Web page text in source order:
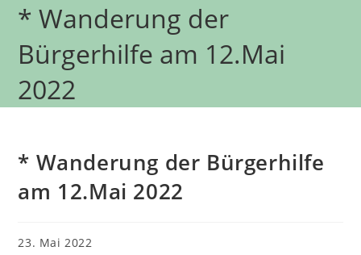
* Wanderung der
Bürgerhilfe am 12.Mai
2022
* Wanderung der Bürgerhilfe
am 12.Mai 2022
Beitrag
23. Mai 2022